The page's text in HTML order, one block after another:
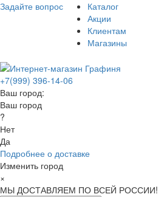
Задайте вопрос
Каталог
Акции
Клиентам
Магазины
+7(999) 396-14-06
Ваш город:
Ваш город
?
Нет
Да
Подробнее о доставке
Изменить город
×
МЫ ДОСТАВЛЯЕМ ПО ВСЕЙ РОССИИ!